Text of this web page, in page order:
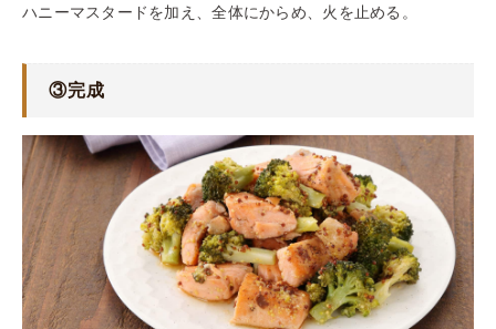
ハニーマスタードを加え、全体にからめ、火を止める。
③完成